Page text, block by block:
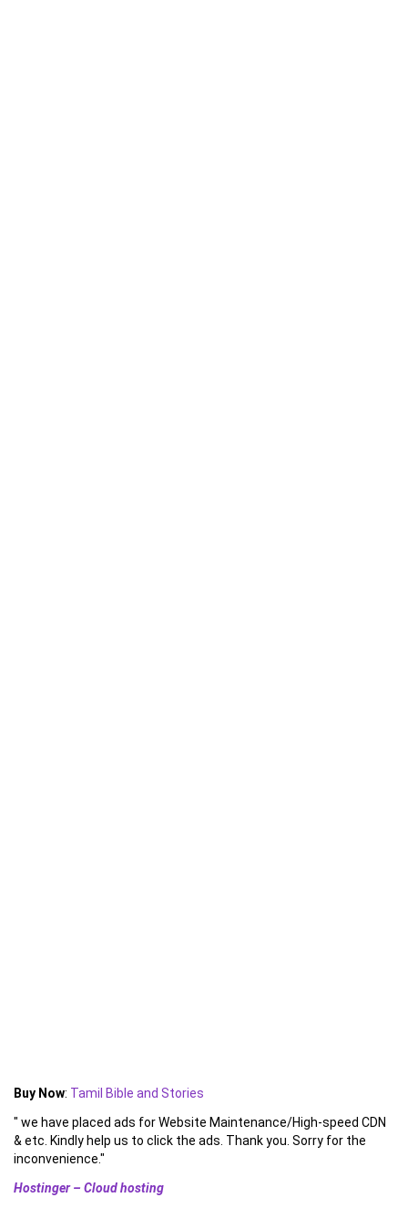
Buy Now: Tamil Bible and Stories
" we have placed ads for Website Maintenance/High-speed CDN
& etc. Kindly help us to click the ads. Thank you. Sorry for the
inconvenience."
Hostinger – Cloud hosting